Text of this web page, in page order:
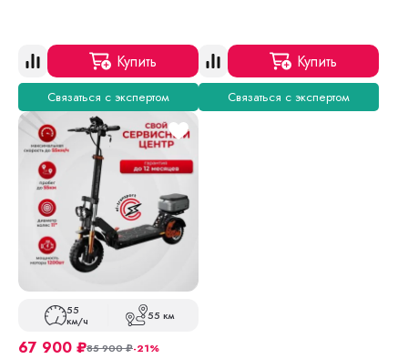
Купить
Связаться с экспертом
Купить
Связаться с экспертом
55
км/ч 55 км
67 900 ₽85 900₽-21%